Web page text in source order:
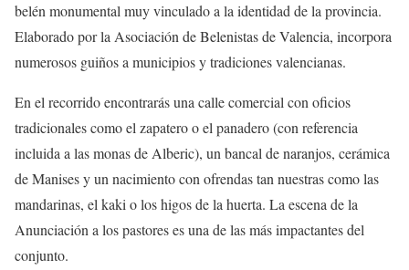
belén monumental muy vinculado a la identidad de la provincia.
Elaborado por la Asociación de Belenistas de Valencia, incorpora
numerosos guiños a municipios y tradiciones valencianas.
En el recorrido encontrarás una calle comercial con oficios
tradicionales como el zapatero o el panadero (con referencia
incluida a las monas de Alberic), un bancal de naranjos, cerámica
de Manises y un nacimiento con ofrendas tan nuestras como las
mandarinas, el kaki o los higos de la huerta. La escena de la
Anunciación a los pastores es una de las más impactantes del
conjunto.